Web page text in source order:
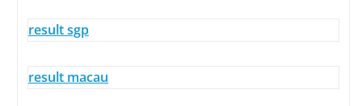
result sgp
result macau